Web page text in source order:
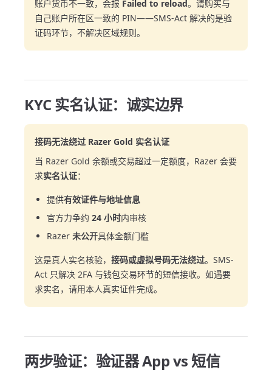
账户货币不一致，会报 Failed to reload。请购买与
自己账户所在区一致的 PIN——SMS-Act 解决的是验
证码环节，不解决区域规则。
KYC 实名认证：诚实边界
接码无法绕过 Razer Gold 实名认证
当 Razer Gold 余额或交易超过一定额度，Razer 会要
求实名认证：
提供有效证件与地址信息
官方力争约 24 小时内审核
Razer 未公开具体金额门槛
这是真人实名核验， 接码或虚拟号码无法绕过。SMS-
Act 只解决 2FA 与钱包交易环节的短信接收。如遇要
求实名，请用本人真实证件完成。
两步验证：验证器 App vs 短信